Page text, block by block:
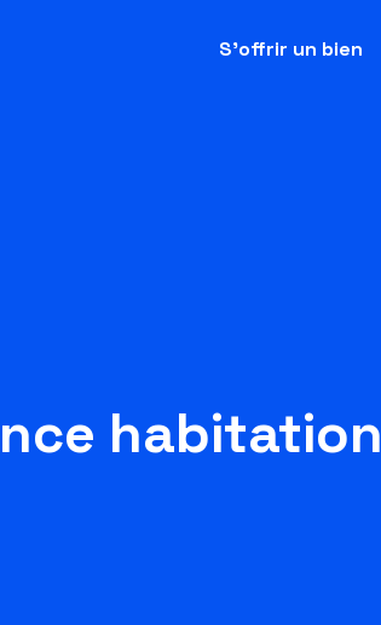
S’offrir un bien